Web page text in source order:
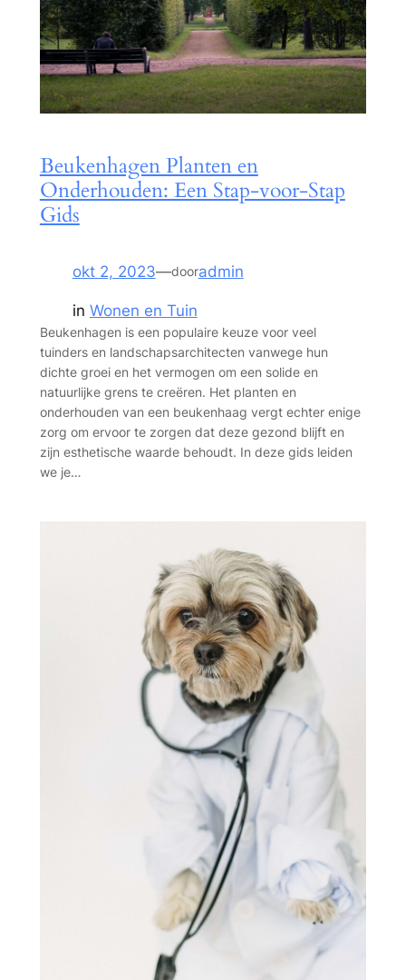
Beukenhagen Planten en
Onderhouden: Een Stap-voor-Stap
Gids
okt 2, 2023—dooradmin
in Wonen en Tuin
Beukenhagen is een populaire keuze voor veel
tuinders en landschapsarchitecten vanwege hun
dichte groei en het vermogen om een solide en
natuurlijke grens te creëren. Het planten en
onderhouden van een beukenhaag vergt echter enige
zorg om ervoor te zorgen dat deze gezond blijft en
zijn esthetische waarde behoudt. In deze gids leiden
we je…